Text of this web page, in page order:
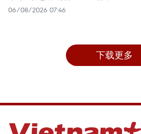
06/08/2026 07:46
下载更多